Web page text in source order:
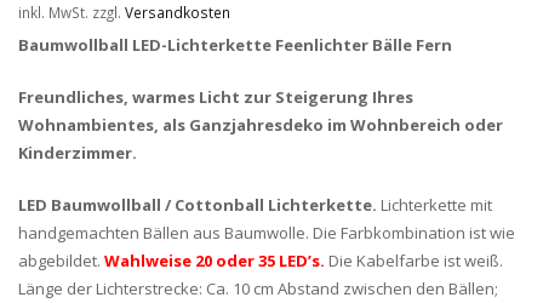
inkl. MwSt. zzgl. Versandkosten
Baumwollball LED-Lichterkette Feenlichter Bälle Fern
Freundliches, warmes Licht zur Steigerung Ihres
Wohnambientes, als Ganzjahresdeko im Wohnbereich oder
Kinderzimmer.
LED Baumwollball / Cottonball Lichterkette. Lichterkette mit
handgemachten Bällen aus Baumwolle. Die Farbkombination ist wie
abgebildet. Wahlweise 20 oder 35 LED’s. Die Kabelfarbe ist weiß.
Länge der Lichterstrecke: Ca. 10 cm Abstand zwischen den Bällen;